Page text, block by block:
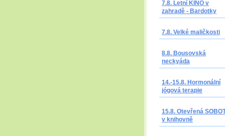
7.8. Letní KINO v
zahradě - Bardotky
7.8. Velké maličkosti
8.8. Bousovská
neckyáda
14.-15.8. Hormonální
jógová terapie
15.8. Otevřená
v knihovně